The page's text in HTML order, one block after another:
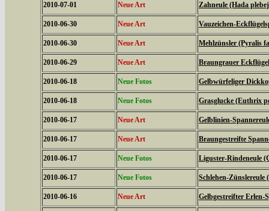
2010-07-01 Neue Art Zahneule (Hada
2010-06-30 Neue Art Vauzeichen-
2010-06-30 Neue Art Mehlzünsler (Pyralis
2010-06-29 Neue Art Braungrauer
2010-06-18 Neue Fotos Gelbwürfeliger
2010-06-18 Neue Fotos Grasglucke (Euthrix
2010-06-17 Neue Art Gelblinien-
2010-06-17 Neue Art Braungestreifte
2010-06-17 Neue Fotos Liguster-Rindeneule
2010-06-17 Neue Fotos Schlehen-Zünslereule
2010-06-16 Neue Art Gelbgestreifter Erlen-